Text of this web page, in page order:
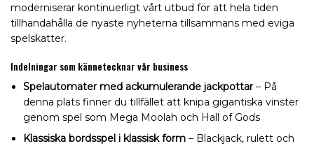
moderniserar kontinuerligt vårt utbud för att hela tiden
tillhandahålla de nyaste nyheterna tillsammans med eviga
spelskatter.
Indelningar som kännetecknar vår business
Spelautomater med ackumulerande jackpottar– På
denna plats finner du tillfället att knipa gigantiska vinster
genom spel som Mega Moolah och Hall of Gods
Klassiska bordsspel i klassisk form – Blackjack, rulett och